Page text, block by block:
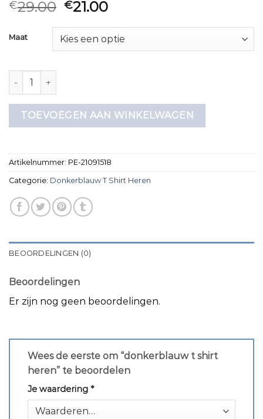
€29.00 €21.00
Maat
donkerblauw t shirt heren aantal
TOEVOEGEN AAN WINKELWAGEN
Artikelnummer: PE-21091518
Categorie: Donkerblauw T Shirt Heren
BEOORDELINGEN (0)
Beoordelingen
Er zijn nog geen beoordelingen.
Wees de eerste om “donkerblauw t shirt
heren” te beoordelen
Je waardering *